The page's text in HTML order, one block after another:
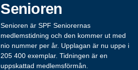
Senioren
Senioren är SPF Seniorernas
medlemstidning och den kommer ut med
nio nummer per år. Upplagan är nu uppe i
205 400 exemplar. Tidningen är en
uppskattad medlemsförmån.